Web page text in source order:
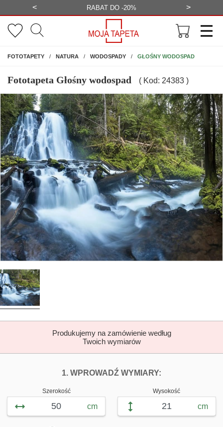
< BEZPŁATNA WIZUALIZACJA >
FOTOTAPETYNA ŚCIANĘ
NATURA WODOSPADY GŁOŚNY WODOSPAD
Fototapeta Głośny wodospad ( Kod: 24383 )
Produkujemy na zamówienie według
Twoich wymiarów
1. WPROWADŹ WYMIARY:
Szerokość
cm
Wysokość
cm